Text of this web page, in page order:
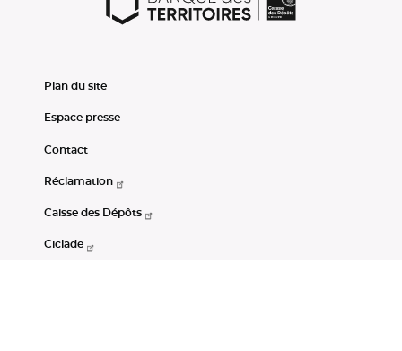
Plan du site
Espace presse
Contact
Réclamation
Caisse des Dépôts
Ciclade